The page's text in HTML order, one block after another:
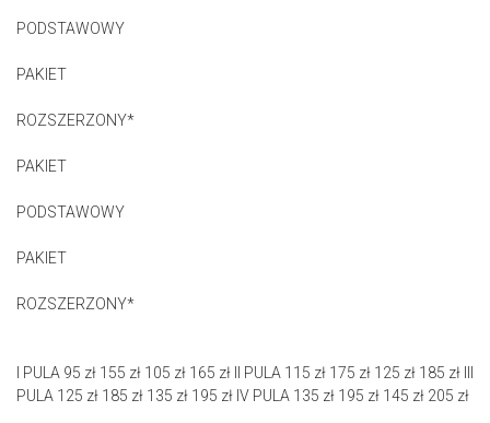
PODSTAWOWY
PAKIET
ROZSZERZONY*
PAKIET
PODSTAWOWY
PAKIET
ROZSZERZONY*
I PULA 95 zł 155 zł 105 zł 165 zł II PULA 115 zł 175 zł 125 zł 185 zł III
PULA 125 zł 185 zł 135 zł 195 zł IV PULA 135 zł 195 zł 145 zł 205 zł